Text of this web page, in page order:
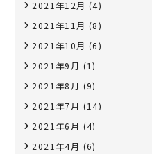
2021年12月 (4)
2021年11月 (8)
2021年10月 (6)
2021年9月 (1)
2021年8月 (9)
2021年7月 (14)
2021年6月 (4)
2021年4月 (6)